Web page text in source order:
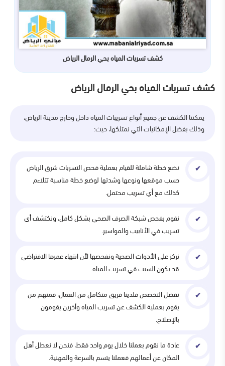
كشف تسربات المياه بحي الرمال الرياض
كشف تسربات المياه بحي الرمال الرياض
يمكننا الكشف عن جميع أنواع تسريبات المياه داخل وخارج مدينة الرياض،
وذلك بفضل الإمكانيات التي نمتلكها، حيث:
نضع خطة شاملة للقيام بعملية فحص التسربات شرق الرياض
حسب موقعها ونوعها وشدتها لوضع خطة مناسبة تتلاءم
كذلك مع أي تسريب محتمل.
نقوم بفحص شبكة الصرف الصحي بشكل كامل، ونكتشف أي
تسريب في الأنابيب والمواسير.
نركز على الأدوات الصحية ونفحصها لأن انتهاء عمرها الافتراضي
قد يكون السبب في تسريب المياه.
نفضل التخصص فلدينا فريق متكامل من العمال، فمنهم من
يقوم بعملية الكشف عن تسريب المياه وأخرين يقومون
بالإصلاح.
عادة ما نقوم بعملنا خلال يوم واحد فقط، فنحن لا نعطل أهل
المكان عن أعمالهم فعملنا يتسم بالسرعة والمهنية.